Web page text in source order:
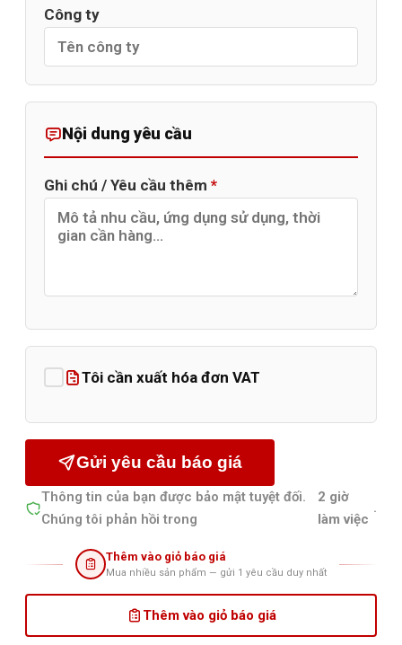
Công ty
Nội dung yêu cầu
Ghi chú / Yêu cầu thêm *
Tôi cần xuất hóa đơn VAT
Gửi yêu cầu báo giá
Thông tin của bạn được bảo mật tuyệt đối.
Chúng tôi phản hồi trong
2 giờ
làm việc
.
Thêm vào giỏ báo giá
Mua nhiều sản phẩm — gửi 1 yêu cầu duy nhất
Thêm vào giỏ báo giá